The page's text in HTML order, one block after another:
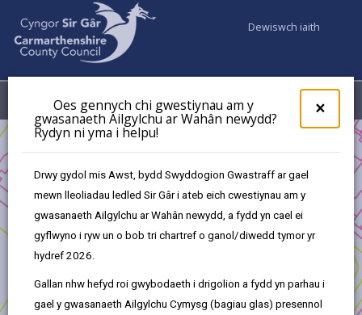
×
Oes gennych chi gwestiynau am y
gwasanaeth Ailgylchu ar Wahân newydd?
Rydyn ni yma i helpu!
Drwy gydol mis Awst, bydd Swyddogion Gwastraff ar gael
mewn lleoliadau ledled Sir Gâr i ateb eich cwestiynau am y
gwasanaeth Ailgylchu ar Wahân newydd, a fydd yn cael ei
gyflwyno i ryw un o bob tri chartref o ganol/diwedd tymor yr
hydref 2026.
Gallan nhw hefyd roi gwybodaeth i drigolion a fydd yn parhau i
gael y gwasanaeth Ailgylchu Cymysg (bagiau glas) presennol
Dewiswch iaith
Dewislen
Cronfa Ffyniant Gyffredin y DU - Cronfa Cymunedau
Cynaliadwy
Cronfa Ffyniant Gyffredin y DU - Prosiectau a Gymeradwywyd
Cymunedau Cynaliadwy
Astudiaeth Ddichonoldeb a Chlirio Llystyfiant